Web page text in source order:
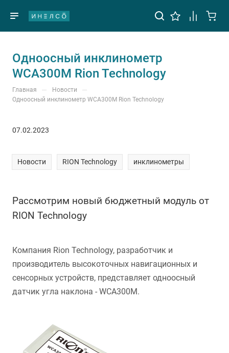
Одноосный инклинометр
WCA300M Rion Technology
Главная — Новости —
Одноосный инклинометр WCA300M Rion Technology
07.02.2023
Новости RION Technology инклинометры
Рассмотрим новый бюджетный модуль от
RION Technology
Компания Rion Technology, разработчик и
производитель высокоточных навигационных и
сенсорных устройств, представляет одноосный
датчик угла наклона - WCA300M.